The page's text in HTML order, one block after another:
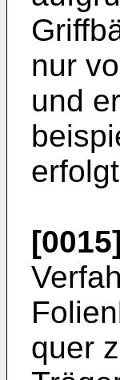
nur
und
[0015]
quer